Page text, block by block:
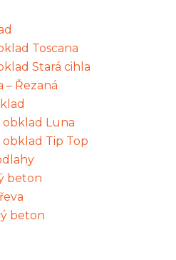
Toscana
Stará cihla
– Řezaná
obklad Luna
Tip Top
beton
beton